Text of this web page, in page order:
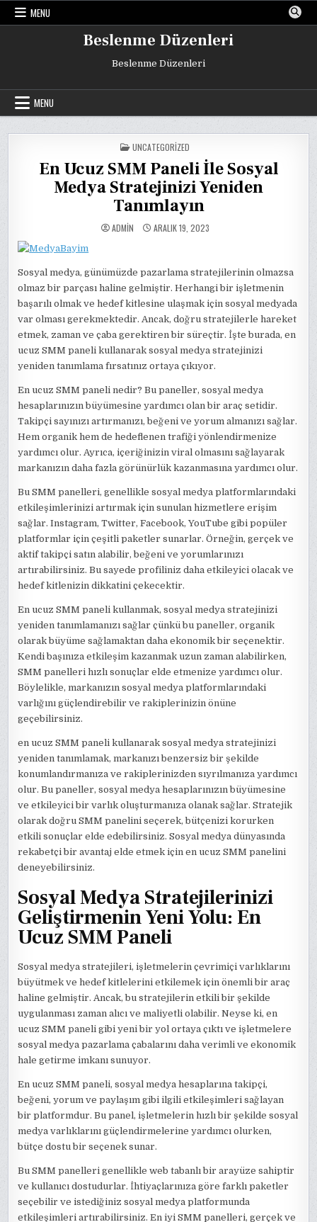
Skip
MENU
Beslenme Düzenleri
Beslenme Düzenleri
MENU
POSTED
IN
UNCATEGORIZED
En Ucuz SMM Paneli İle Sosyal
Medya Stratejinizi Yeniden
Tanımlayın
ADMIN ARALIK 19, 2023
Sosyal medya, günümüzde pazarlama stratejilerinin olmazsa
olmaz bir parçası haline gelmiştir. Herhangi bir işletmenin
başarılı olmak ve hedef kitlesine ulaşmak için sosyal medyada
var olması gerekmektedir. Ancak, doğru stratejilerle hareket
etmek, zaman ve çaba gerektiren bir süreçtir. İşte burada, en
ucuz SMM paneli kullanarak sosyal medya stratejinizi
yeniden tanımlama fırsatınız ortaya çıkıyor.
En ucuz SMM paneli nedir? Bu paneller, sosyal medya
hesaplarınızın büyümesine yardımcı olan bir araç setidir.
Takipçi sayınızı artırmanızı, beğeni ve yorum almanızı sağlar.
Hem organik hem de hedeflenen trafiği yönlendirmenize
yardımcı olur. Ayrıca, içeriğinizin viral olmasını sağlayarak
markanızın daha fazla görünürlük kazanmasına yardımcı olur.
Bu SMM panelleri, genellikle sosyal medya platformlarındaki
etkileşimlerinizi artırmak için sunulan hizmetlere erişim
sağlar. Instagram, Twitter, Facebook, YouTube gibi popüler
platformlar için çeşitli paketler sunarlar. Örneğin, gerçek ve
aktif takipçi satın alabilir, beğeni ve yorumlarınızı
artırabilirsiniz. Bu sayede profiliniz daha etkileyici olacak ve
hedef kitlenizin dikkatini çekecektir.
En ucuz SMM paneli kullanmak, sosyal medya stratejinizi
yeniden tanımlamanızı sağlar çünkü bu paneller, organik
olarak büyüme sağlamaktan daha ekonomik bir seçenektir.
Kendi başınıza etkileşim kazanmak uzun zaman alabilirken,
SMM panelleri hızlı sonuçlar elde etmenize yardımcı olur.
Böylelikle, markanızın sosyal medya platformlarındaki
varlığını güçlendirebilir ve rakiplerinizin önüne
geçebilirsiniz.
en ucuz SMM paneli kullanarak sosyal medya stratejinizi
yeniden tanımlamak, markanızı benzersiz bir şekilde
konumlandırmanıza ve rakiplerinizden sıyrılmanıza yardımcı
olur. Bu paneller, sosyal medya hesaplarınızın büyümesine
ve etkileyici bir varlık oluşturmanıza olanak sağlar. Stratejik
olarak doğru SMM panelini seçerek, bütçenizi korurken
etkili sonuçlar elde edebilirsiniz. Sosyal medya dünyasında
rekabetçi bir avantaj elde etmek için en ucuz SMM panelini
deneyebilirsiniz.
Sosyal Medya Stratejilerinizi
Geliştirmenin Yeni Yolu: En
Ucuz SMM Paneli
Sosyal medya stratejileri, işletmelerin çevrimiçi varlıklarını
büyütmek ve hedef kitlelerini etkilemek için önemli bir araç
haline gelmiştir. Ancak, bu stratejilerin etkili bir şekilde
uygulanması zaman alıcı ve maliyetli olabilir. Neyse ki, en
ucuz SMM paneli gibi yeni bir yol ortaya çıktı ve işletmelere
sosyal medya pazarlama çabalarını daha verimli ve ekonomik
hale getirme imkanı sunuyor.
En ucuz SMM paneli, sosyal medya hesaplarına takipçi,
beğeni, yorum ve paylaşım gibi ilgili etkileşimleri sağlayan
bir platformdur. Bu panel, işletmelerin hızlı bir şekilde sosyal
medya varlıklarını güçlendirmelerine yardımcı olurken,
bütçe dostu bir seçenek sunar.
Bu SMM panelleri genellikle web tabanlı bir arayüze sahiptir
ve kullanıcı dostudurlar. İhtiyaçlarınıza göre farklı paketler
seçebilir ve istediğiniz sosyal medya platformunda
etkileşimleri artırabilirsiniz. En iyi SMM panelleri, gerçek ve